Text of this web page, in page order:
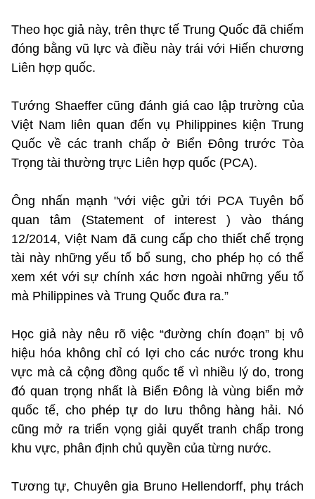
Theo học giả này, trên thực tế Trung Quốc đã chiếm
đóng bằng vũ lực và điều này trái với Hiến chương
Liên hợp quốc.
Tướng Shaeffer cũng đánh giá cao lập trường của
Việt Nam liên quan đến vụ Philippines kiện Trung
Quốc về các tranh chấp ở Biển Đông trước Tòa
Trọng tài thường trực Liên hợp quốc (PCA).
Ông nhấn mạnh "với việc gửi tới PCA Tuyên bố
quan tâm (Statement of interest ) vào tháng
12/2014, Việt Nam đã cung cấp cho thiết chế trọng
tài này những yếu tố bổ sung, cho phép họ có thể
xem xét với sự chính xác hơn ngoài những yếu tố
mà Philippines và Trung Quốc đưa ra.”
Học giả này nêu rõ việc “đường chín đoạn” bị vô
hiệu hóa không chỉ có lợi cho các nước trong khu
vực mà cả cộng đồng quốc tế vì nhiều lý do, trong
đó quan trọng nhất là Biển Đông là vùng biển mở
quốc tế, cho phép tự do lưu thông hàng hải. Nó
cũng mở ra triển vọng giải quyết tranh chấp trong
khu vực, phân định chủ quyền của từng nước.
Tương tự, Chuyên gia Bruno Hellendorff, phụ trách